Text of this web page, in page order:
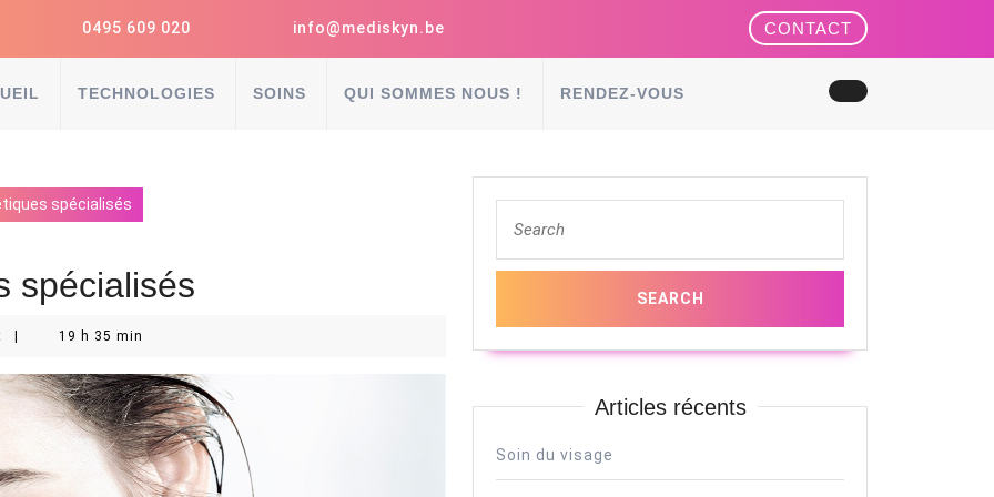
0495 609 020
info@mediskyn.be CONTACT
REQUEST
CONSULT
TECHNOLOGIES SOINS QUI SOMMES NOUS ! RENDEZ-VOUS
spécialisés
spécialisés
19 h 35 min
for:
Articles récents
Soin du visage